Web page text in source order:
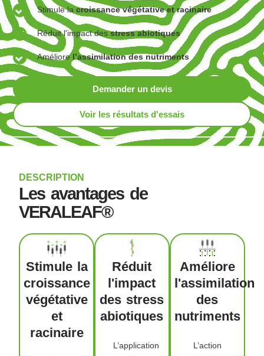
Stimule lacroissance végétative et racinaire
Réduit l'impact desstress abiotiques
Améliore l’assimilation des nutriments
Demander un devis
Voir les résultats d'essais
DESCRIPTION
Les avantages de
VERALEAF®
Stimule la
croissance
végétative
et
racinaire
Réduit
l'impact
des stress
abiotiques
L’application
Améliore
l'assimilation
des
nutriments
L’action